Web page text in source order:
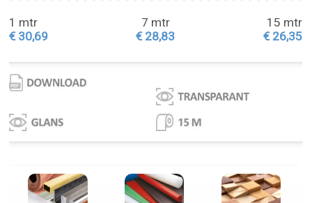
1 mtr
€ 30,69
7 mtr
€ 28,83
15 mtr
€ 26,35